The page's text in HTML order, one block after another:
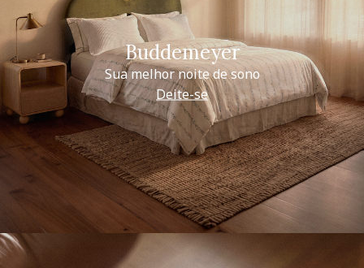
Buddemeyer
Sua melhor noite de sono
Deite-se